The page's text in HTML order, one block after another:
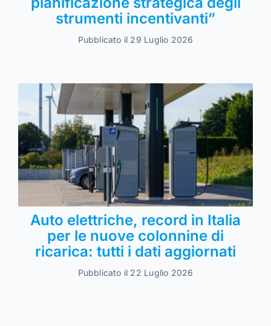
strumenti incentivanti”
Pubblicato il 29 Luglio 2026
Auto elettriche, record in Italia
per le nuove colonnine di
ricarica: tutti i dati aggiornati
Pubblicato il 22 Luglio 2026